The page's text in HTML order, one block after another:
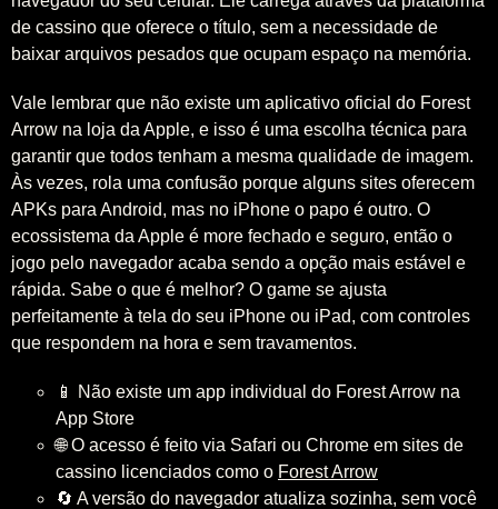
de cassino que oferece o título, sem a necessidade de
baixar arquivos pesados que ocupam espaço na memória.
Vale lembrar que não existe um aplicativo oficial do Forest
Arrow na loja da Apple, e isso é uma escolha técnica para
garantir que todos tenham a mesma qualidade de imagem.
Às vezes, rola uma confusão porque alguns sites oferecem
APKs para Android, mas no iPhone o papo é outro. O
ecossistema da Apple é more fechado e seguro, então o
jogo pelo navegador acaba sendo a opção mais estável e
rápida. Sabe o que é melhor? O game se ajusta
perfeitamente à tela do seu iPhone ou iPad, com controles
que respondem na hora e sem travamentos.
📱 Não existe um app individual do Forest Arrow na
App Store
🌐 O acesso é feito via Safari ou Chrome em sites de
cassino licenciados como o Forest Arrow
🔄 A versão do navegador atualiza sozinha, sem você